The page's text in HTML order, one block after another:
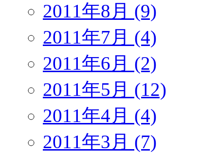
2011年8月 (9)
2011年7月 (4)
2011年6月 (2)
2011年5月 (12)
2011年4月 (4)
2011年3月 (7)